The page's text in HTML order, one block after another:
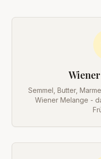
Semmel, Butter,
Wiener Melange -